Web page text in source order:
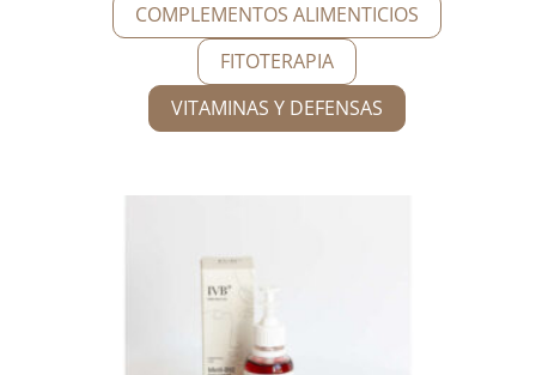
COMPLEMENTOS ALIMENTICIOS
FITOTERAPIA
VITAMINAS Y DEFENSAS